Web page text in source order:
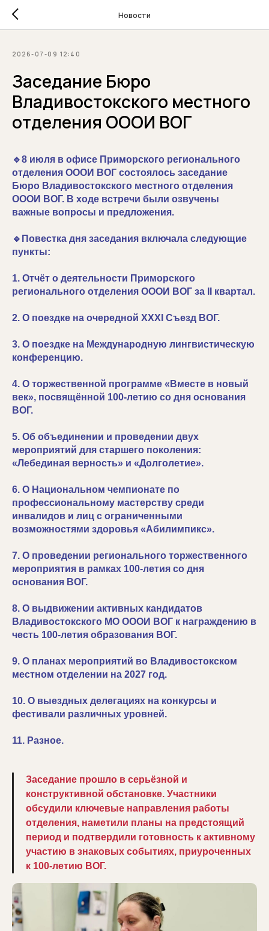
Новости
2026-07-09 12:40
Заседание Бюро
Владивостокского местного
отделения ОООИ ВОГ
🔹8 июля в офисе Приморского регионального
отделения ОООИ ВОГ состоялось заседание
Бюро Владивостокского местного отделения
ОООИ ВОГ. В ходе встречи были озвучены
важные вопросы и предложения.
🔹Повестка дня заседания включала следующие
пункты:
1. Отчёт о деятельности Приморского
регионального отделения ОООИ ВОГ за II квартал.
2. О поездке на очередной XXXI Съезд ВОГ.
3. О поездке на Международную лингвистическую
конференцию.
4. О торжественной программе «Вместе в новый
век», посвящённой 100-летию со дня основания
ВОГ.
5. Об объединении и проведении двух
мероприятий для старшего поколения:
«Лебединая верность» и «Долголетие».
6. О Национальном чемпионате по
профессиональному мастерству среди
инвалидов и лиц с ограниченными
возможностями здоровья «Абилимпикс».
7. О проведении регионального торжественного
мероприятия в рамках 100-летия со дня
основания ВОГ.
8. О выдвижении активных кандидатов
Владивостокского МО ОООИ ВОГ к награждению в
честь 100-летия образования ВОГ.
9. О планах мероприятий во Владивостокском
местном отделении на 2027 год.
10. О выездных делегациях на конкурсы и
фестивали различных уровней.
11. Разное.
Заседание прошло в серьёзной и
конструктивной обстановке. Участники
обсудили ключевые направления работы
отделения, наметили планы на предстоящий
период и подтвердили готовность к активному
участию в знаковых событиях, приуроченных
к 100-летию ВОГ.